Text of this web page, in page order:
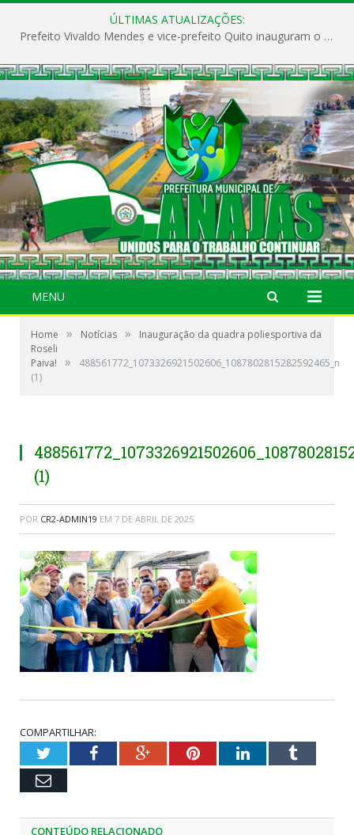
ÚLTIMAS ATUALIZAÇÕES:
Prefeito Vivaldo Mendes e vice-prefeito Quito inauguram o CAPS e fortalecem a saúde pública em Anajás.
MENU
Home » Notícias »
Inauguração da quadra poliesportiva da
Roseli
Paiva!
»
488561772_1073326921502606_1087802815282592465_n
(1)
(1)
POR CR2-ADMIN19 EM 7 DE ABRIL DE 2025
COMPARTILHAR:
TwitterFacebookGoogle+PinterestLinkedInTumblr
Email
CONTEÚDO RELACIONADO